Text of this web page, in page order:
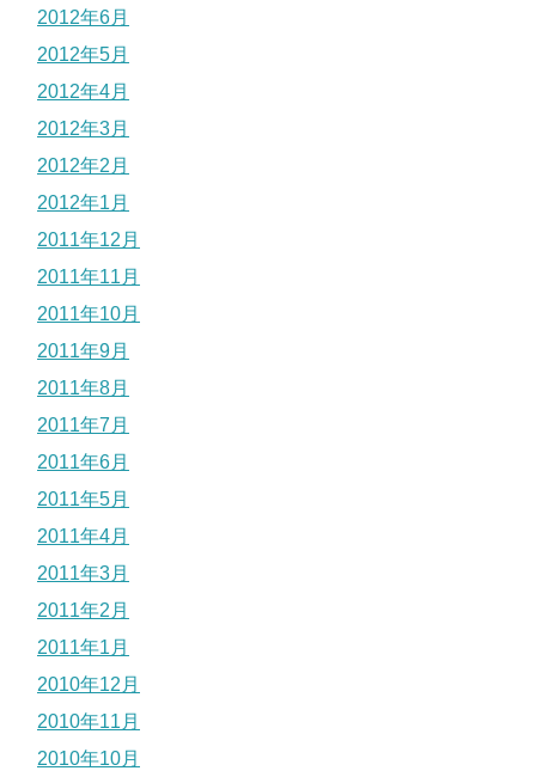
2012年6月
2012年5月
2012年4月
2012年3月
2012年2月
2012年1月
2011年12月
2011年11月
2011年10月
2011年9月
2011年8月
2011年7月
2011年6月
2011年5月
2011年4月
2011年3月
2011年2月
2011年1月
2010年12月
2010年11月
2010年10月